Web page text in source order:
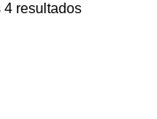
4 resultados